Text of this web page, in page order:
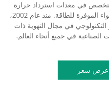
في معدات استرداد حرارة
الهواء إلى الهواء ووحدات معالجة الهواء الموفرة للطاقة. منذ عام 2002،
في مجال التهوية ذات
الصناعية في جميع أنحاء العالم.
سعر